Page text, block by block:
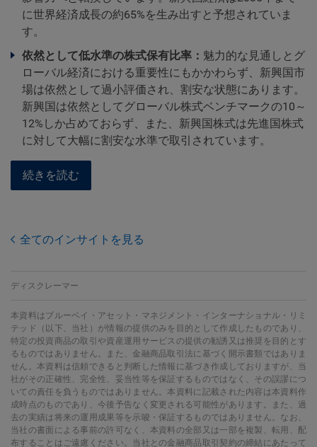
に世界経済成長の約65%を生み出すと予想されていま
す。
依然として低水準の株式保有比率： 魅力的な見通しとグ
ローバル経済における重要性にもかかわらず、新興国市
場は依然として過小評価され、割安な状態にあります。
新興国は依然としてグローバル株式ベンチマークの10～
12%しか占めておらず、また、新興国株式は先進国株式
に対して大幅に割安な水準で取引されています。
続きを読む
全てのインサイトを見る
ディスクレーマー
本資料はブルーベイ・アセット・マネジメント・インターナショナル・リミ
テッド（以下、当社）が情報の提供のみを目的として作成したものであり、
特定の投資商品の取引や資産運用サービスの提供の勧誘又は推奨を目的とす
るものではありません。また、金融商品取引法に基づく開示書類ではありま
せん。本資料は信頼できると判断した情報に基づき作成しておりますが、当
社がその正確性、完全性、妥当性等を保証するものではなく、その誤謬につ
いての責任を負うものではありません。本資料に記載された内容は本資料作
成時点のものであり、今後予告なく変更される可能性があります。また、過
去の実績は将来の運用成果等を示唆・保証するものではありません。なお、
当社の書面による事前の許可なく、本資料の全部又は一部を複製、転用、配
布することはご遠慮ください。当社との金融商品取引契約の締結にあたって